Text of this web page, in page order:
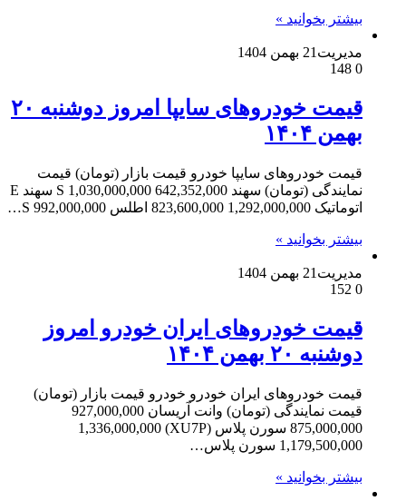
بیشتر بخوانید »
مدیریت 21 بهمن 1404
0
قیمت خودرو‌های سایپا امروز دوشنبه ۲۰
بهمن ۱۴۰۴
قیمت خودروهای سایپا خودرو قیمت بازار (تومان) قیمت
نمایندگی (تومان) سهند S 1,030,000,000 642,352,000 سهند E
اتوماتیک 1,292,000,000 823,600,000 اطلس S 992,000,000…
بیشتر بخوانید »
مدیریت 21 بهمن 1404
0
قیمت خودرو‌های ایران خودرو امروز
دوشنبه ۲۰ بهمن ۱۴۰۴
قیمت خودروهای ایران خودرو خودرو قیمت بازار (تومان)
قیمت نمایندگی (تومان) وانت آریسان 927,000,000
875,000,000 سورن پلاس (XU7P) 1,336,000,000
1,179,500,000 سورن پلاس…
بیشتر بخوانید »